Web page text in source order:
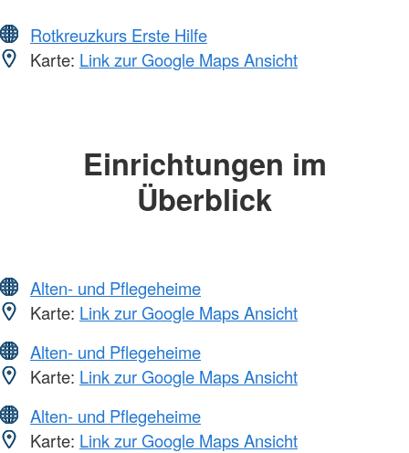
Rotkreuzkurs Erste Hilfe
Karte: Link zur Google Maps Ansicht
Einrichtungen im
Überblick
Alten- und Pflegeheime
Karte: Link zur Google Maps Ansicht
Alten- und Pflegeheime
Karte: Link zur Google Maps Ansicht
Alten- und Pflegeheime
Karte: Link zur Google Maps Ansicht